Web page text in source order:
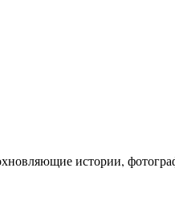
истории,